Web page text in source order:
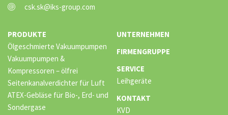
csk.sk@iks-group.com
PRODUKTE
Ölgeschmierte Vakuumpumpen
Vakuumpumpen &
Kompressoren – ölfrei
Seitenkanalverdichter für Luft
ATEX-Gebläse für Bio-, Erd- und
Sondergase
UNTERNEHMEN
FIRMENGRUPPE
SERVICE
Leihgeräte
KONTAKT
KVD